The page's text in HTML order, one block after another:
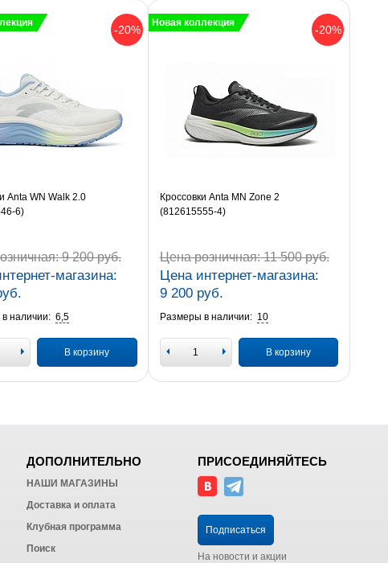
-20%
Anta WN Walk 2.0
6)
9 200 руб.
магазина:
наличии: 6,5
В корзину
-20%
Новая коллекция
Кроссовки Anta MN Zone 2
(812615555-4)
Цена розничная:11 500 руб.
Цена интернет-магазина:
9 200 руб.
Размеры в наличии: 10
В корзину
ДОПОЛНИТЕЛЬНО
НАШИ МАГАЗИНЫ
Доставка и оплата
Клубная программа
Поиск
ПРИСОЕДИНЯЙТЕСЬ
Подписаться
На новости и акции